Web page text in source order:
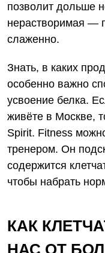
позволит дольше
нерастворимая —
слаженно.
Знать, в каких
особенно важно
усвоение белка.
живёте в Москве,
Spirit. Fitness
тренером. Он
содержится
чтобы набрать
КАК